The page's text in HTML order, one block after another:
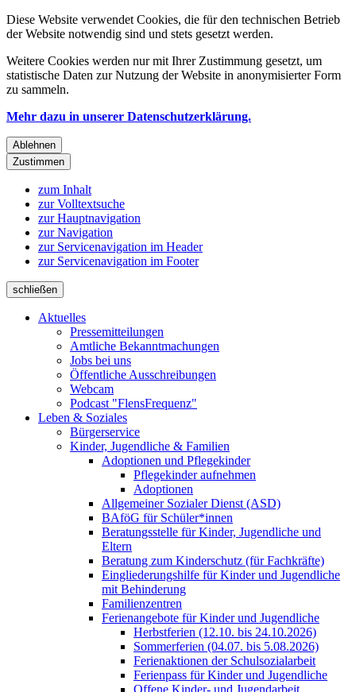
Diese Website verwendet Cookies, die für den technischen Betrieb
der Website notwendig sind und stets gesetzt werden.
Weitere Cookies werden nur mit Ihrer Zustimmung gesetzt, um
statistische Daten zur Nutzung der Website in anonymisierter Form
zu sammeln.
Mehr dazu in unserer Datenschutzerklärung.
Ablehnen
Zustimmen
zum Inhalt
zur Volltextsuche
zur Hauptnavigation
zur Navigation
zur Servicenavigation im Header
zur Servicenavigation im Footer
schließen
Aktuelles
Pressemitteilungen
Amtliche Bekanntmachungen
Jobs bei uns
Öffentliche Ausschreibungen
Webcam
Podcast "FlensFrequenz"
Leben & Soziales
Bürgerservice
Kinder, Jugendliche & Familien
Adoptionen und Pflegekinder
Pflegekinder aufnehmen
Adoptionen
Allgemeiner Sozialer Dienst (ASD)
BAföG für Schüler*innen
Beratungsstelle für Kinder, Jugendliche und
Eltern
Beratung zum Kinderschutz (für Fachkräfte)
Eingliederungshilfe für Kinder und Jugendliche
mit Behinderung
Familienzentren
Ferienangebote für Kinder und Jugendliche
Herbstferien (12.10. bis 24.10.2026)
Sommerferien (04.07. bis 5.08.2026)
Ferienaktionen der Schulsozialarbeit
Ferienpass für Kinder und Jugendliche
Offene Kinder- und Jugendarbeit